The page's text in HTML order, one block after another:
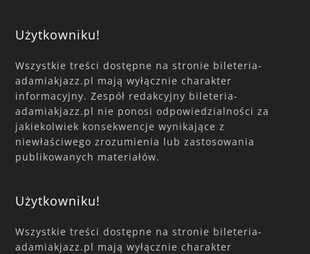
Użytkowniku!
Wszystkie treści dostępne na stronie bileteria-
adamiakjazz.pl mają wyłącznie charakter
informacyjny. Zespół redakcyjny bileteria-
adamiakjazz.pl nie ponosi odpowiedzialności za
jakiekolwiek konsekwencje wynikające z
niewłaściwego zrozumienia lub zastosowania
publikowanych materiałów.
Użytkowniku!
Wszystkie treści dostępne na stronie bileteria-
adamiakjazz.pl mają wyłącznie charakter